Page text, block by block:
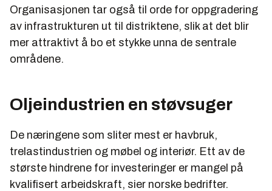
Organisasjonen tar også til orde for oppgradering
av infrastrukturen ut til distriktene, slik at det blir
mer attraktivt å bo et stykke unna de sentrale
områdene.
Oljeindustrien en støvsuger
De næringene som sliter mest er havbruk,
trelastindustrien og møbel og interiør. Ett av de
største hindrene for investeringer er mangel på
kvalifisert arbeidskraft, sier norske bedrifter.